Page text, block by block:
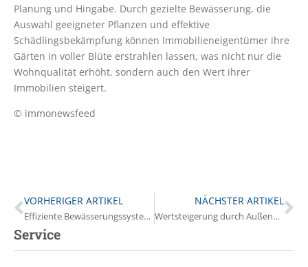
Service
Planung und Hingabe. Durch gezielte Bewässerung, die
Auswahl geeigneter Pflanzen und effektive
Schädlingsbekämpfung können Immobilieneigentümer ihre
Gärten in voller Blüte erstrahlen lassen, was nicht nur die
Wohnqualität erhöht, sondern auch den Wert ihrer
Immobilien steigert.
© immonewsfeed
VORHERIGER ARTIKEL
Effiziente Bewässerungssysteme: Optimierung der Wassernutzung für Immobilieneigentümer
NÄCHSTER ARTIKEL
Wertsteigerung durch Außenanlagen: Ein Mehrwert für Immobilienbesitzer